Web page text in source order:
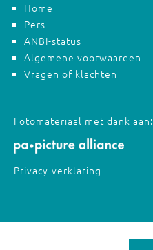
Home
Pers
ANBI-status
Algemene voorwaarden
Vragen of klachten
Fotomateriaal met dank aan:
Privacy-verklaring